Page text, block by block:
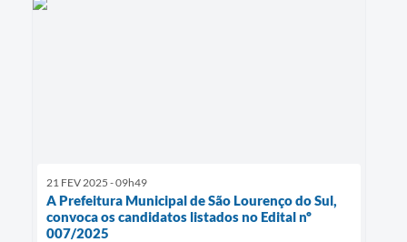
21 FEV 2025 - 09h49
A Prefeitura Municipal de São Lourenço do Sul,
convoca os candidatos listados no Edital nº
007/2025